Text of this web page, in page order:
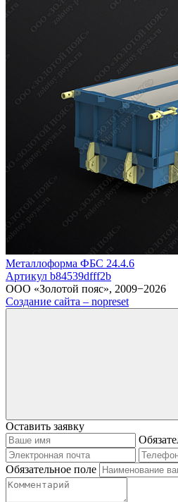
Металлоформа ФБС 24.4.6
Артикул b84539dfff2b
ООО «Золотой пояс», 2009−2026
Создание сайта – nopreset
Оставить заявку
Обязательное поле